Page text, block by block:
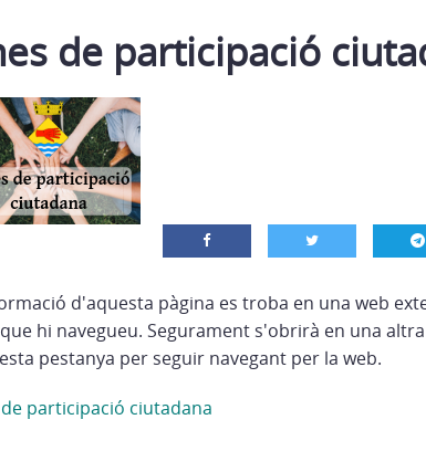
de participació
d'aquesta pàgina es troba en una web
hi navegueu. Segurament s'obrirà en una
pestanya per seguir navegant per la web.
de participació ciutadana